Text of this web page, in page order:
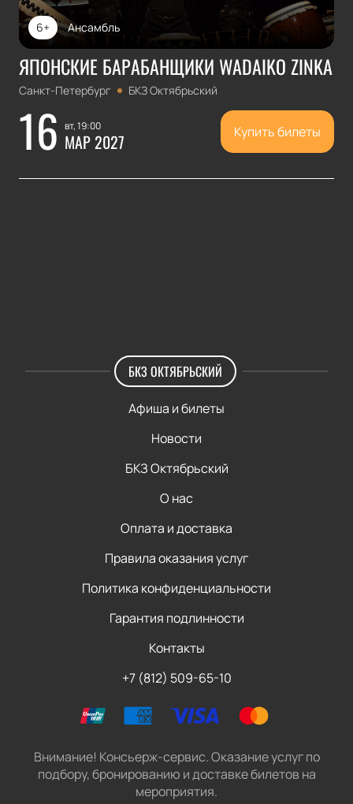
Ансамбль
6+
ЯПОНСКИЕ БАРАБАНЩИКИ WADAIKO ZINKA
Санкт-Петербург БКЗ Октябрьский
16 вт, 19:00
МАР 2027 Купить билеты
БКЗ ОКТЯБРЬСКИЙ
Афиша и билеты
Новости
БКЗ Октябрьский
О нас
Оплата и доставка
Правила оказания услуг
Политика конфиденциальности
Гарантия подлинности
Контакты
+7 (812) 509-65-10
Внимание! Консьерж-сервис. Оказание услуг по
подбору, бронированию и доставке билетов на
мероприятия.